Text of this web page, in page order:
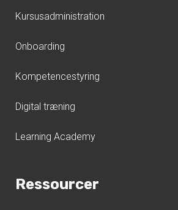
Kursusadministration
Onboarding
Kompetencestyring
Digital træning
Learning Academy
Ressourcer